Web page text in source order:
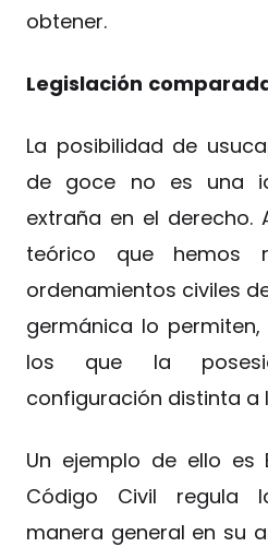
obtener.
Legislación
La posibilidad de
de goce no es una
extraña en el derecho.
teórico que hemos
ordenamientos civiles
germánica lo
los que la
configuración distinta a
Un ejemplo de ello es
Código Civil regula
manera general en su